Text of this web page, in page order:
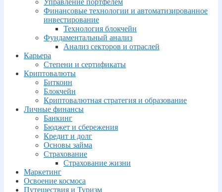
Управление портфелем
Финансовые технологии и автоматизированное
инвестирование
Технология блокчейн
Фундаментальный анализ
Анализ секторов и отраслей
Карьера
Степени и сертификаты
Криптовалюты
Биткоин
Блокчейн
Криптовалютная стратегия и образование
Личные финансы
Банкинг
Бюджет и сбережения
Кредит и долг
Основы займа
Страхование
Страхование жизни
Маркетинг
Освоение космоса
Путешествия и Туризм